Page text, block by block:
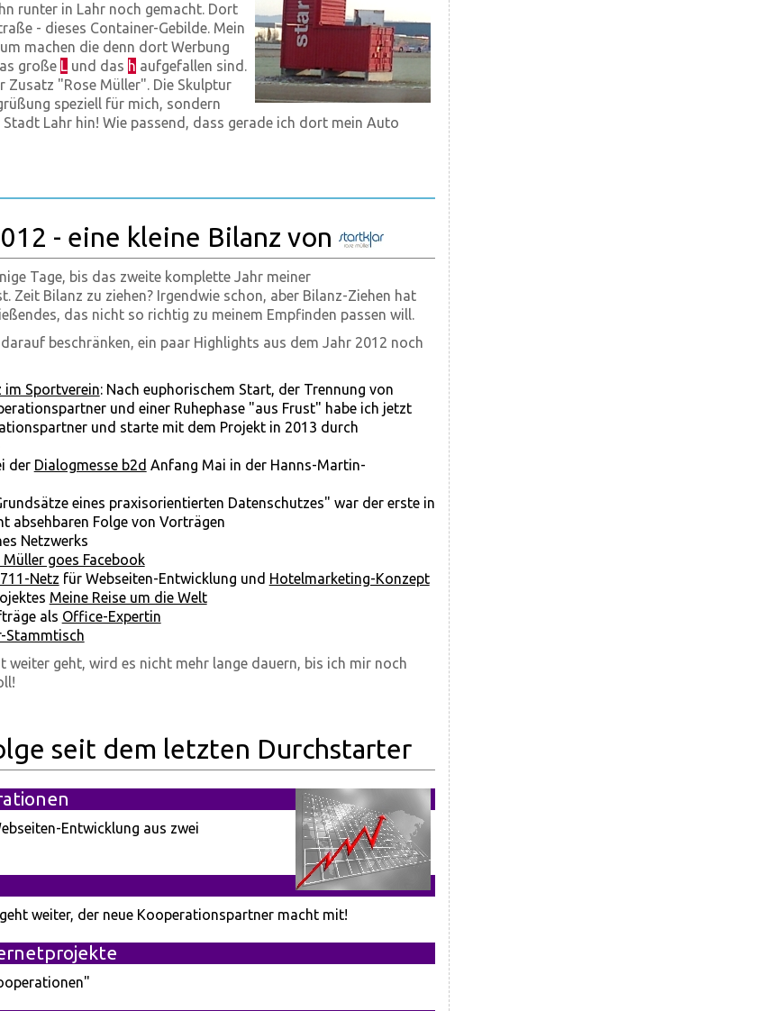
runter in Lahr noch gemacht. Dort
- dieses Container-Gebilde. Mein
machen die denn dort Werbung
große Lund das h aufgefallen sind.
Zusatz "Rose Müller". Die Skulptur
speziell für mich, sondern
Lahr hin! Wie passend, dass gerade ich dort mein Auto
- eine kleine Bilanz von
Tage, bis das zweite komplette Jahr meiner
Zeit Bilanz zu ziehen? Irgendwie schon, aber Bilanz-Ziehen hat
das nicht so richtig zu meinem Empfinden passen will.
beschränken, ein paar Highlights aus dem Jahr 2012 noch
im Sportverein: Nach euphorischem Start, der Trennung von
und einer Ruhephase "aus Frust" habe ich jetzt
und starte mit dem Projekt in 2013 durch
der Dialogmesse b2d Anfang Mai in der Hanns-Martin-
eines praxisorientierten Datenschutzes" war der erste in
absehbaren Folge von Vorträgen
Netzwerks
goes Facebook
Netz für Webseiten-Entwicklung und Hotelmarketing-Konzept
Meine Reise um die Welt
als Office-Expertin
Stammtisch
weiter geht, wird es nicht mehr lange dauern, bis ich mir noch
seit dem letzten Durchstarter
Entwicklung aus zwei
weiter, der neue Kooperationspartner macht mit!